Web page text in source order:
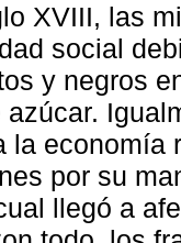
XVIII, las
social
y negros
azúcar.
la economía
por su
llegó a